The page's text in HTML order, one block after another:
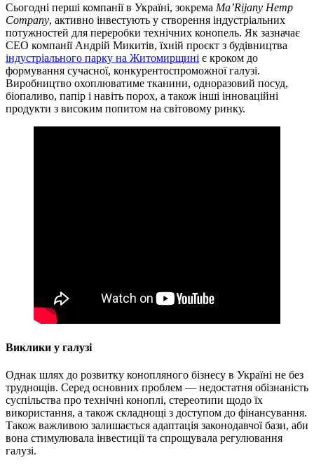
Сьогодні перші компанії в Україні, зокрема Ma’Rijany Hemp
Company, активно інвестують у створення індустріальних
потужностей для переробки технічних конопель. Як зазначає
CEO компанії Андрій Микитів, їхній проєкт з будівництва
індустріального парку на Житомирщині є кроком до
формування сучасної, конкурентоспроможної галузі.
Виробництво охоплюватиме тканини, одноразовий посуд,
біопаливо, папір і навіть порох, а також інші інноваційні
продукти з високим попитом на світовому ринку.
Виклики у галузі
Однак шлях до розвитку конопляного бізнесу в Україні не без
труднощів. Серед основних проблем — недостатня обізнаність
суспільства про технічні коноплі, стереотипи щодо їх
використання, а також складнощі з доступом до фінансування.
Також важливою залишається адаптація законодавчої бази, аби
вона стимулювала інвестиції та спрощувала регулювання
галузі.